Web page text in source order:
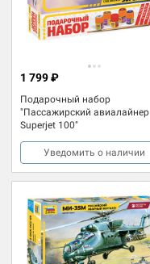
Подарочный набор
"Пассажирский авиалайнер
Superjet 100"
1 799 ₽
Уведомить о наличии